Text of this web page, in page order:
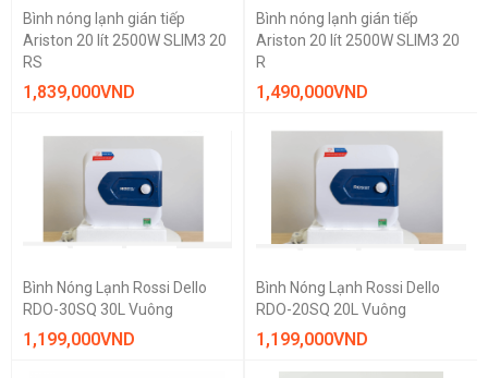
Bình nóng lạnh gián tiếp
Ariston 20 lít 2500W SLIM3 20
RS
1,839,000VND
Bình nóng lạnh gián tiếp
Ariston 20 lít 2500W SLIM3 20
R
1,490,000VND
Bình Nóng Lạnh Rossi Dello
RDO-30SQ 30L Vuông
1,199,000VND
Bình Nóng Lạnh Rossi Dello
RDO-20SQ 20L Vuông
1,199,000VND